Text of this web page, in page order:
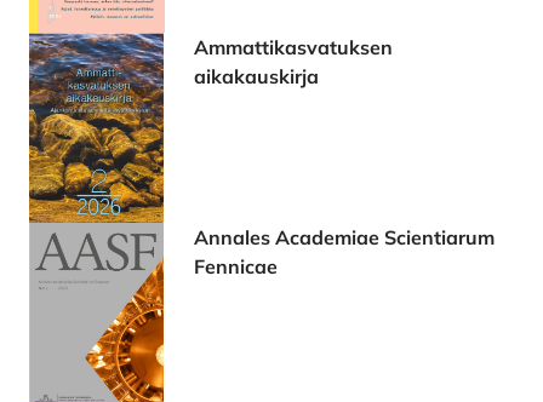
Ammattikasvatuksen
aikakauskirja
Annales Academiae Scientiarum
Fennicae